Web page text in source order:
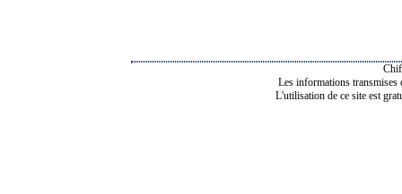
Les informations transmises
L'utilisation de ce site est